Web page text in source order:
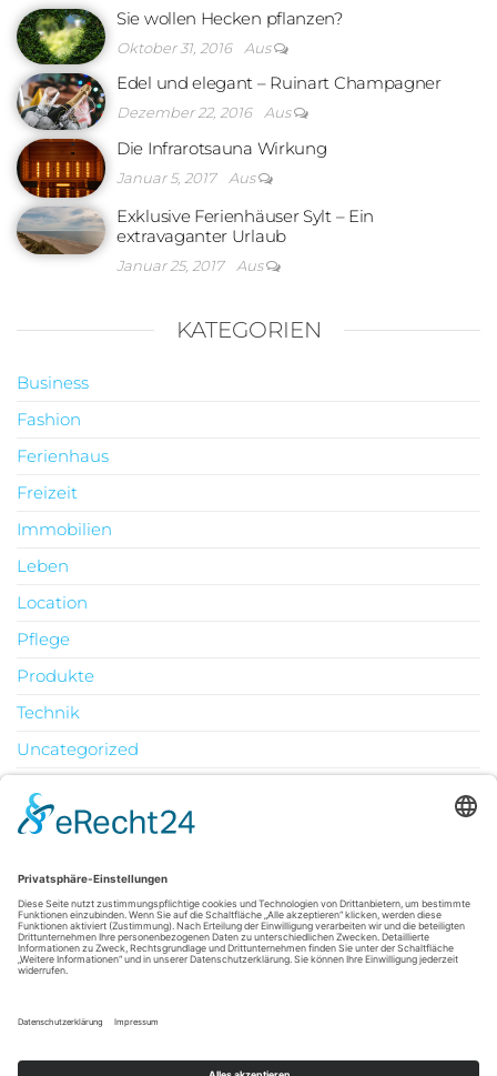
Sie wollen Hecken pflanzen?
Oktober 31, 2016 Aus
Edel und elegant – Ruinart Champagner
Dezember 22, 2016 Aus
Die Infrarotsauna Wirkung
Januar 5, 2017 Aus
Exklusive Ferienhäuser Sylt – Ein
extravaganter Urlaub
Januar 25, 2017 Aus
KATEGORIEN
Business
Fashion
Ferienhaus
Freizeit
Immobilien
Leben
Location
Pflege
Produkte
Technik
Uncategorized
M
D
1
2
3
4 5 6 7 8
9
18